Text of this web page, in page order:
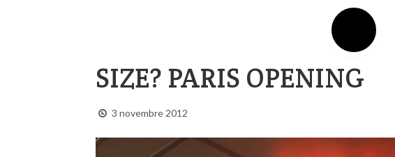
SIZE? PARIS OPENING
3 novembre 2012